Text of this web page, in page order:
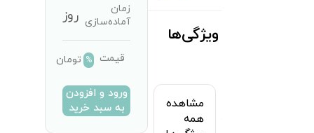
ویژگی‌ها
مشاهده
همه
زمان
آماده‌سازی روز
قیمت % تومان
ورود و افزودن
به سبد خرید